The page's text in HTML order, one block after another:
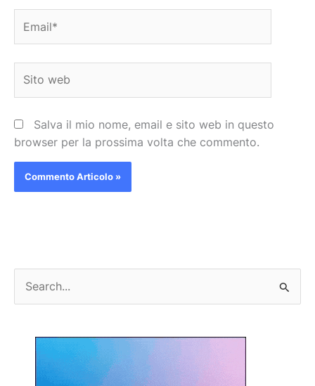
web
Salva il mio nome, email e sito web in questo
browser per la prossima volta che commento.